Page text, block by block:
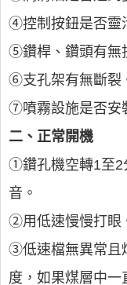
④控制按鈕是否靈
⑤鑽桿、鑽頭有無
⑥支孔架有無斷裂
⑦噴霧設施是否安
二、正常開機
①鑽孔機空轉1至2
音。
②用低速慢慢打眼
③低速檔無異常且
度，如果煤層中